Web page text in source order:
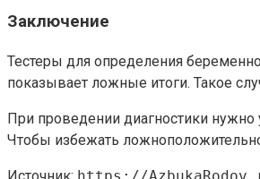
Заключение
Тестеры для определения
показывает ложные итоги. Такое
При проведении диагностики
Чтобы избежать